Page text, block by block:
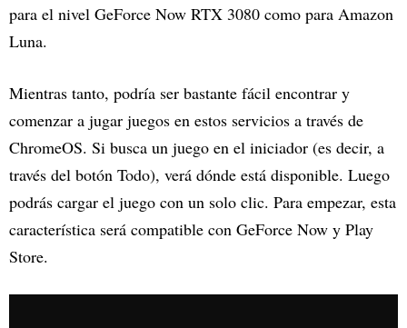
para el nivel GeForce Now RTX 3080 como para Amazon
Luna.
Mientras tanto, podría ser bastante fácil encontrar y
comenzar a jugar juegos en estos servicios a través de
ChromeOS. Si busca un juego en el iniciador (es decir, a
través del botón Todo), verá dónde está disponible. Luego
podrás cargar el juego con un solo clic. Para empezar, esta
característica será compatible con GeForce Now y Play
Store.